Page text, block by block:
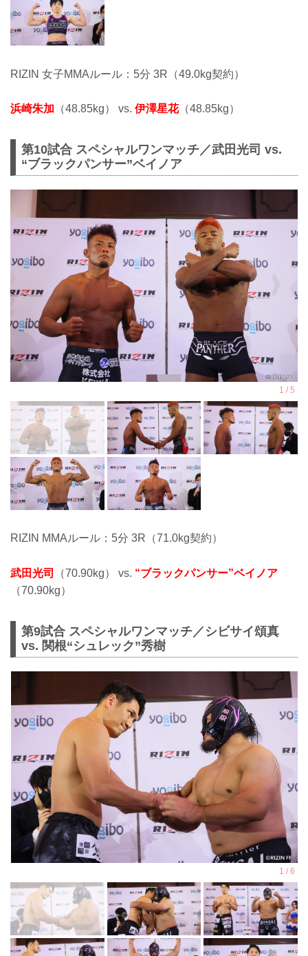
RIZIN 女子MMAルール：5分 3R（49.0kg契約）
浜崎朱加 （48.85kg） vs. 伊澤星花（48.85kg）
第10試合 スペシャルワンマッチ／武田光司 vs.
“ブラックパンサー”ベイノア
RIZIN MMAルール：5分 3R（71.0kg契約）
武田光司 （70.90kg） vs. “ブラックパンサー”ベイノア
（70.90kg）
第9試合 スペシャルワンマッチ／シビサイ頌真
vs. 関根“シュレック”秀樹